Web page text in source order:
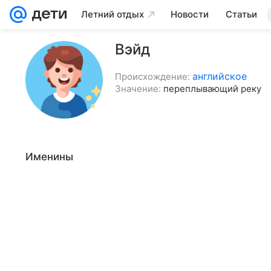
Летний отдых Новости Статьи
Вэйд
Происхождение: английское
Значение: переплывающий реку
Именины